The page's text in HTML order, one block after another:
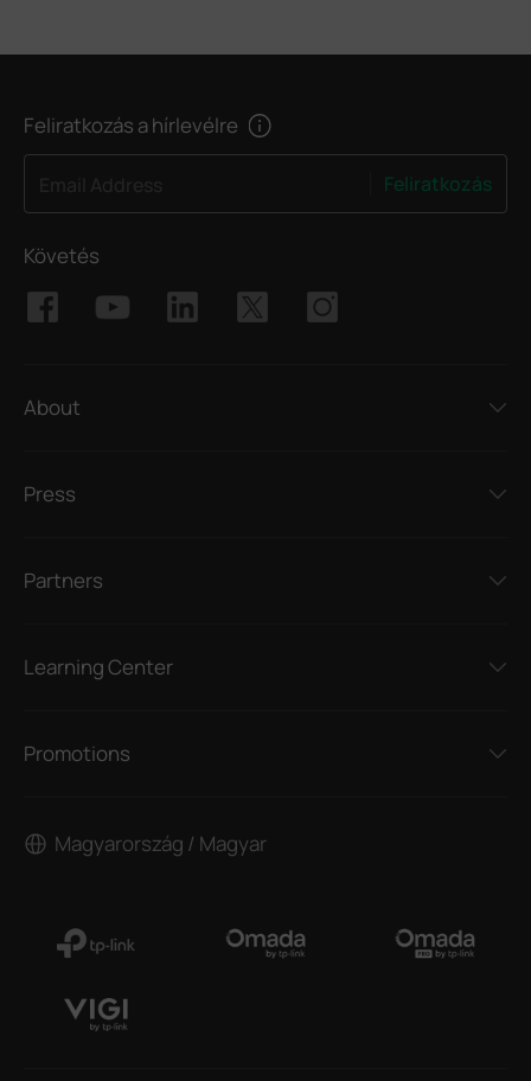
Feliratkozás a hírlevélre
Feliratkozás
Követés
About
Press
Partners
Learning Center
Promotions
Magyarország / Magyar